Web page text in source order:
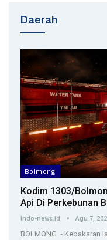
Daerah
Bolmong
Kodim 1303/
Api Di Perkebunan
Indo-news.id Agu 7,
BOLMONG - Kebakaran